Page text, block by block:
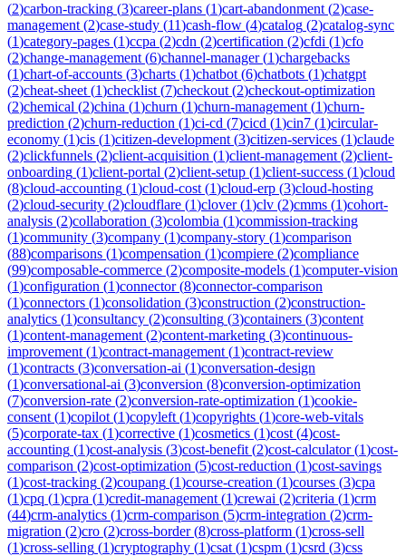
(2)carbon-tracking (3)career-plans (1)cart-abandonment (2)case-
management (2)case-study (11)cash-flow (4)catalog (2)catalog-sync
(1)category-pages (1)ccpa (2)cdn (2)certification (2)cfdi (1)cfo
(2)change-management (6)channel-manager(1)chargebacks
(1)chart-of-accounts (3)charts (1)chatbot (6)chatbots (1)chatgpt
(2)cheat-sheet (1)checklist (7)checkout (2)checkout-optimization
(2)chemical (2)china (1)churn (1)churn-management (1)churn-
prediction (2)churn-reduction (1)ci-cd (7)cicd (1)cin7 (1)circular-
economy (1)cis (1)citizen-development (3)citizen-services (1)claude
(2)clickfunnels (2)client-acquisition (1)client-management (2)client-
onboarding (1)client-portal (2)client-setup (1)client-success (1)cloud
(8)cloud-accounting (1)cloud-cost (1)cloud-erp (3)cloud-hosting
(2)cloud-security (2)cloudflare (1)clover(1)clv (2)cmms (1)cohort-
analysis (2)collaboration (3)colombia (1)commission-tracking
(1)community (3)company (1)company-story (1)comparison
(88)comparisons (1)compensation (1)compiere (2)compliance
(99)composable-commerce (2)composite-models (1)computer-vision
(1)configuration (1)connector(8)connector-comparison
(1)connectors (1)consolidation (3)construction (2)construction-
analytics (1)consultancy (2)consulting (3)containers (3)content
(1)content-management (2)content-marketing (3)continuous-
improvement (1)contract-management (1)contract-review
(1)contracts (3)conversation-ai (1)conversation-design
(1)conversational-ai (3)conversion (8)conversion-optimization
(7)conversion-rate (2)conversion-rate-optimization (1)cookie-
consent (1)copilot (1)copyleft (1)copyrights (1)core-web-vitals
(5)corporate-tax (1)corrective (1)cosmetics (1)cost (4)cost-
accounting (1)cost-analysis (3)cost-benefit (2)cost-calculator(1)cost-
comparison (2)cost-optimization (5)cost-reduction (1)cost-savings
(1)cost-tracking (2)coupang (1)course-creation (1)courses (3)cpa
(1)cpq (1)cpra (1)credit-management (1)crewai (2)criteria (1)crm
(44)crm-analytics (1)crm-comparison (5)crm-integration (2)crm-
migration (2)cro (2)cross-border(8)cross-platform (1)cross-sell
(1)cross-selling (1)cryptography (1)csat (1)cspm (1)csrd (3)css